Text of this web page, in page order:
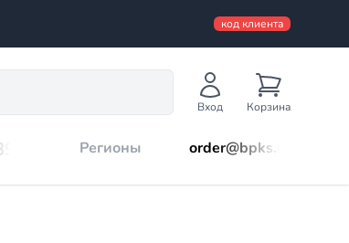
код клиента
Вход Корзина
Регионы order@bpks.ru